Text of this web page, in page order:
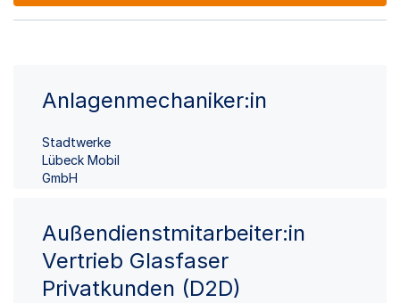
Anlagenmechaniker:in
Stadtwerke
Lübeck Mobil
GmbH
Außendienstmitarbeiter:in
Vertrieb Glasfaser
Privatkunden (D2D)